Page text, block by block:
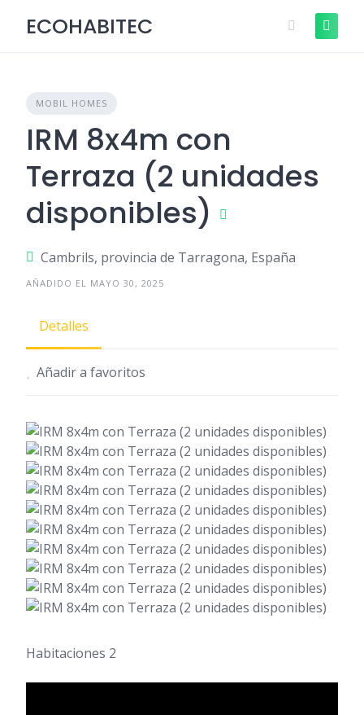
ECOHABITEC
MOBIL HOMES
IRM 8x4m con
Terraza (2 unidades
disponibles)
Cambrils, provincia de Tarragona, España
AÑADIDO EL MAYO 30, 2025
Detalles
Añadir a favoritos
Habitaciones 2
Descubre cómo funciona ¡Anúnciate
GRATIS!
+Info